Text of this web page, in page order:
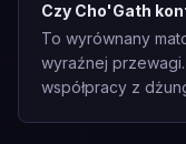
Czy Cho'Gath
To wyrównany
wyraźnej
współpracy z